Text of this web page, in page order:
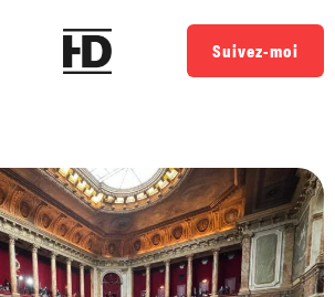
Suivez-moi